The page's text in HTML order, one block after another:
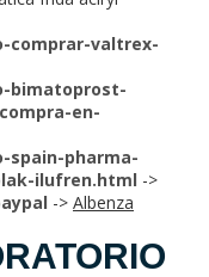
comprar-valtrex-
bimatoprost-
en-
spain-pharma-
ilufren.html ->
-> Albenza